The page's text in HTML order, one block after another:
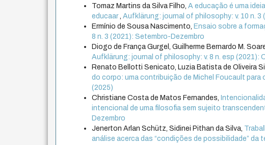
Tomaz Martins da Silva Filho,A educação é uma
educaar ,Aufklärung: journal of philosophy: v. 10 n.
Ermínio de Sousa Nascimento, Ensaio sobre a
8 n. 3 (2021): Setembro-Dezembro
Diogo de França Gurgel, Guilherme Bernardo M.
Aufklärung: journal of philosophy: v. 8 n. esp (2021):
Renato Bellotti Senicato, Luzia Batista de Oliveira
do corpo: uma contribuição de Michel Foucault para
(2025)
Christiane Costa de Matos Fernandes,
intencional de uma filosofia sem sujeito
Dezembro
Jenerton Arlan Schütz, Sidinei Pithan da Silva,
análise acerca das “condições de possibilidade”